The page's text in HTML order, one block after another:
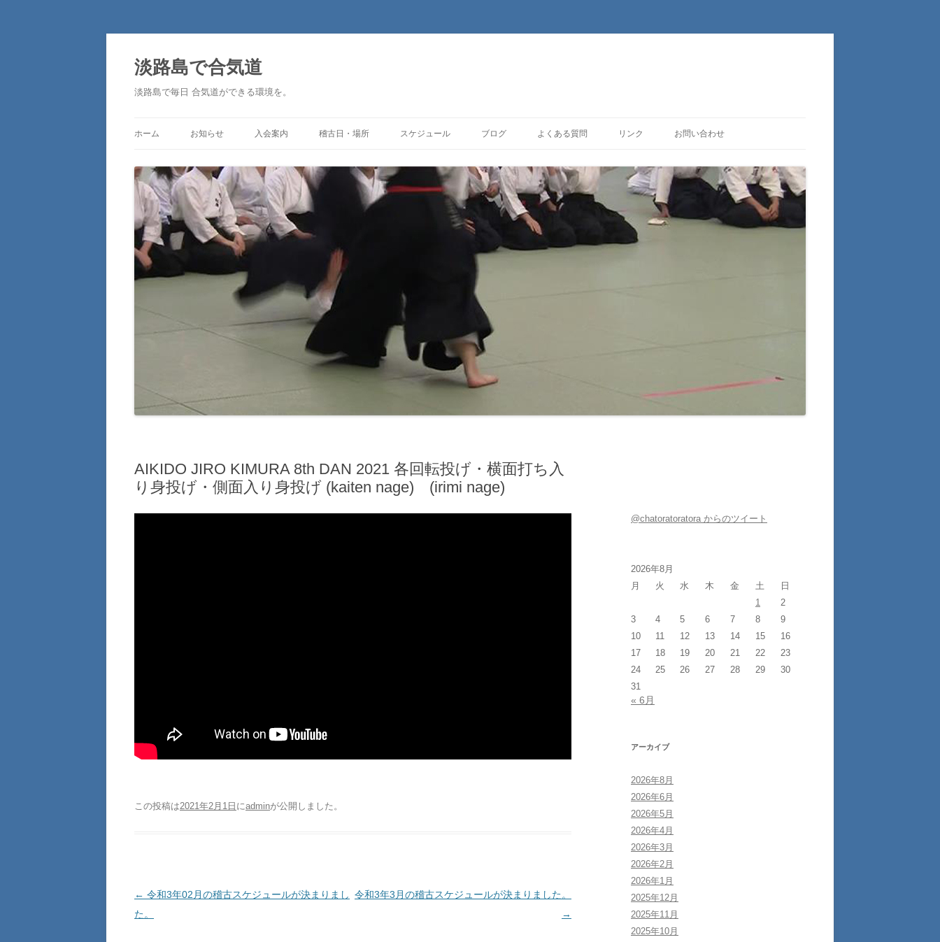
淡路島で合気道
淡路島で毎日 合気道ができる環境を。
ホーム お知らせ 入会案内 稽古日・場所 スケジュール ブログ よくある質問 リンク お問い合わせ
AIKIDO JIRO KIMURA 8th DAN 2021 各回転投げ・横面打ち入
り身投げ・側面入り身投げ (kaiten nage) (irimi nage)
この投稿は2021年2月1日 にadminが公開しました 。
投稿ナビゲーション
← 令和3年02月の稽古スケジュールが決まりまし
た。
令和3年3月の稽古スケジュールが決まりました。
→
@chatoratoratora からのツイート
2026年8月
月
火 水 木 金 土
日
1
2
3
4 5 6 7 8
9
10
11 12 13 14 15
16
17
18 19 20 21 22
23
24
25 26 27 28 29
30
31
« 6月
アーカイブ
2026年8月
2026年6月
2026年5月
2026年4月
2026年3月
2026年2月
2026年1月
2025年12月
2025年11月
2025年10月